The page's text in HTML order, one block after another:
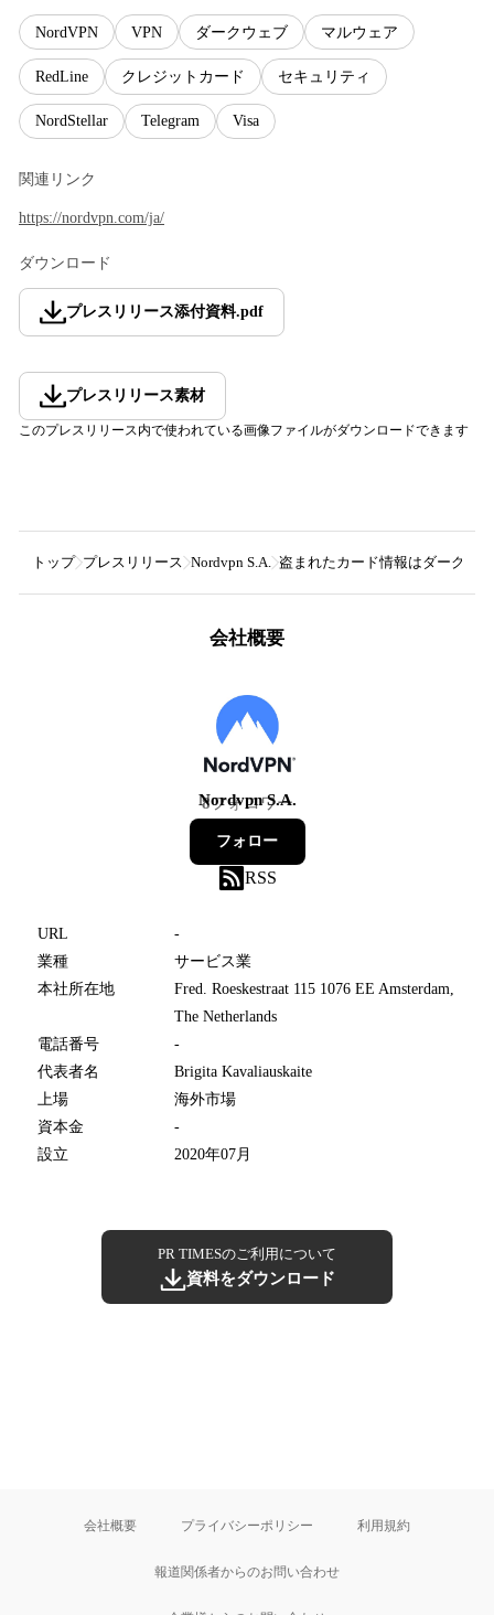
NordVPN VPN ダークウェブ マルウェア
RedLine クレジットカード セキュリティ
NordStellar Telegram Visa
関連リンク
https://nordvpn.com/ja/
ダウンロード
プレスリリース添付資料.pdf
プレスリリース素材
このプレスリリース内で使われている画像ファイルがダウンロードできます
トップ プレスリリース Nordvpn S.A. 盗まれたカード情報はダークウ
会社概要
Nordvpn S.A.
8フォロワー
フォロー
RSS
URL
-
業種
サービス業
本社所在地
Fred. Roeskestraat 115 1076 EE Amsterdam,
The Netherlands
電話番号
-
代表者名
Brigita Kavaliauskaite
上場
海外市場
資本金
-
設立
2020年07月
PR TIMESのご利用について
資料をダウンロード
会社概要 プライバシーポリシー 利用規約
報道関係者からのお問い合わせ